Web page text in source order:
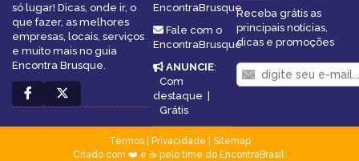
só lugar! Dicas, onde ir, o
que fazer, as melhores
empresas, locais, serviços
e muito mais no guia
Encontra Brusque.
EncontraBrusque
Fale com o
EncontraBrusque
ANUNCIE:
Com
destaque |
Grátis
Receba grátis as
principais notícias,
dicas e promoções
Termos| Privacidade
Sitemap
Criado com ❤️ e ☕ pelo time do EncontraBrasil